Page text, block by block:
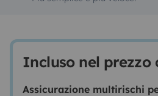
Incluso nel prezzo
Assicurazione multirischi